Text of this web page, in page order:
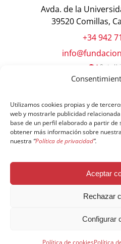
Utilizamos cookies propias y de
web y mostrarle publicidad
base de un perfil elaborado a partir de
obtener más información sobre
nuestra “Política de privacidad”.
Aceptar
Rechazar
Configurar
Política de cookiesPolítica
Avda. de la
39520 Comillas,
+34 942
© Copyright
Política de cookies
Aviso